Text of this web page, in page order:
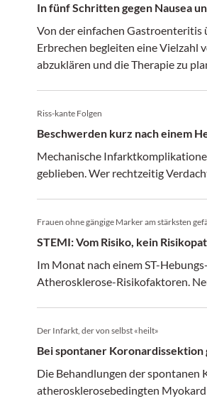
In fünf Schritten gegen Nausea
Von der einfachen
Erbrechen begleiten eine Vielzahl
abzuklären und die Therapie zu
Riss-kante Folgen
Beschwerden kurz nach einem
Mechanische
geblieben. Wer rechtzeitig
Frauen ohne gängige Marker am stärksten
STEMI: Vom Risiko, kein
Im Monat nach einem ST-
Atherosklerose-Risikofaktoren.
Der Infarkt, der von selbst «heilt»
Bei spontaner
Die Behandlungen der spontanen
atherosklerosebedingten